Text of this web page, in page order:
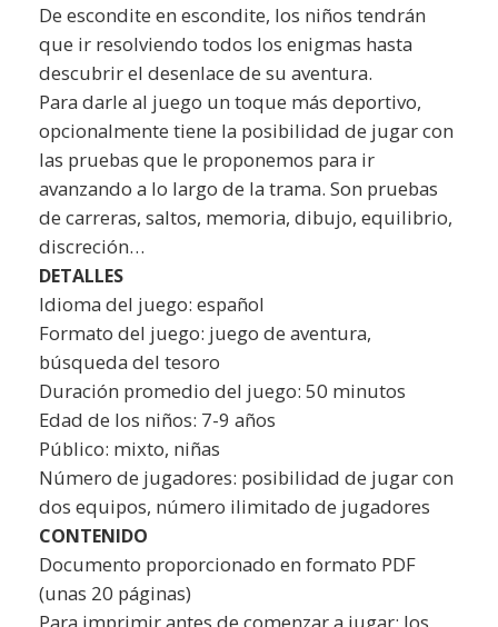
De escondite en escondite, los niños tendrán
que ir resolviendo todos los enigmas hasta
descubrir el desenlace de su aventura.
Para darle al juego un toque más deportivo,
opcionalmente tiene la posibilidad de jugar con
las pruebas que le proponemos para ir
avanzando a lo largo de la trama. Son pruebas
de carreras, saltos, memoria, dibujo, equilibrio,
discreción…
DETALLES
Idioma del juego: español
Formato del juego: juego de aventura,
búsqueda del tesoro
Duración promedio del juego: 50 minutos
Edad de los niños: 7-9 años
Público: mixto, niñas
Número de jugadores: posibilidad de jugar con
dos equipos, número ilimitado de jugadores
CONTENIDO
Documento proporcionado en formato PDF
(unas 20 páginas)